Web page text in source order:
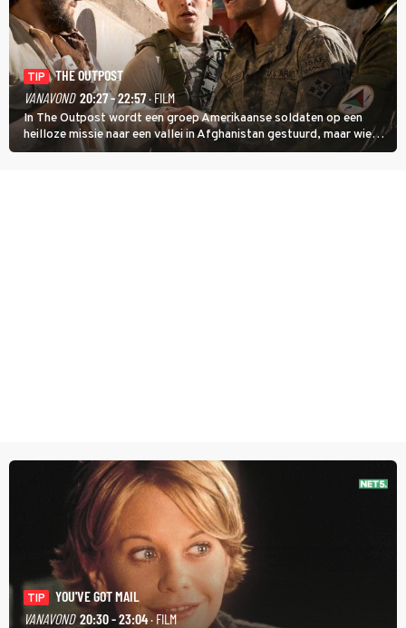
TIP
THE OUTPOST
VANAVOND 20:27 - 22:57· FILM
In The Outpost wordt een groep Amerikaanse soldaten op een
heilloze missie naar een vallei in Afghanistan gestuurd, maar wie
overleeft daar een aanval?
TIP
YOU'VE GOT MAIL
VANAVOND 20:30 - 23:04· FILM